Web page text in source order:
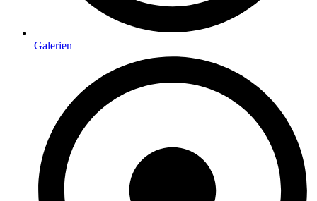
Galerien